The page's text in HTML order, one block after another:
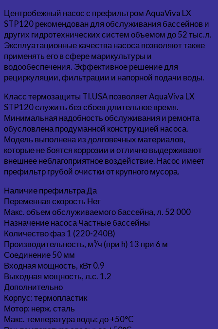
Центробежный насос с префильтром AquaViva LX
STP120 рекомендован для обслуживания бассейнов и
других гидротехнических систем объемом до 52 тыс.л.
Эксплуатационные качества насоса позволяют также
применять его в сфере марикультуры и
водообеспечения. Эффективное решение для
рециркуляции, фильтрации и напорной подачи воды.
Класс термозащиты TI.USA позволяет AquaViva LX
STP120 служить без сбоев длительное время.
Минимальная надобность обслуживания и ремонта
обусловлена продуманной конструкцией насоса.
Модель выполнена из долговечных материалов,
которые не боятся коррозии и отлично выдерживают
внешнее неблагоприятное воздействие. Насос имеет
префильтр грубой очистки от крупного мусора.
Наличие префильтра Да
Переменная скорость Нет
Макс. объем обслуживаемого бассейна, л. 52 000
Назначение насоса Частные бассейны
Количество фаз 1 (220-240В)
Производительность, м³/ч (при h) 13 при 6 м
Соединение 50 мм
Входная мощность, кВт 0.9
Выходная мощность, л.с. 1.2
Дополнительно
Корпус: термопластик
Мотор: нерж. сталь
Макс. температура воды: до +50°C